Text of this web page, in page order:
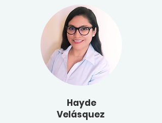
Hayde
Velásquez